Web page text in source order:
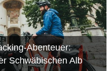
Abenteuer:
Schwäbischen Alb